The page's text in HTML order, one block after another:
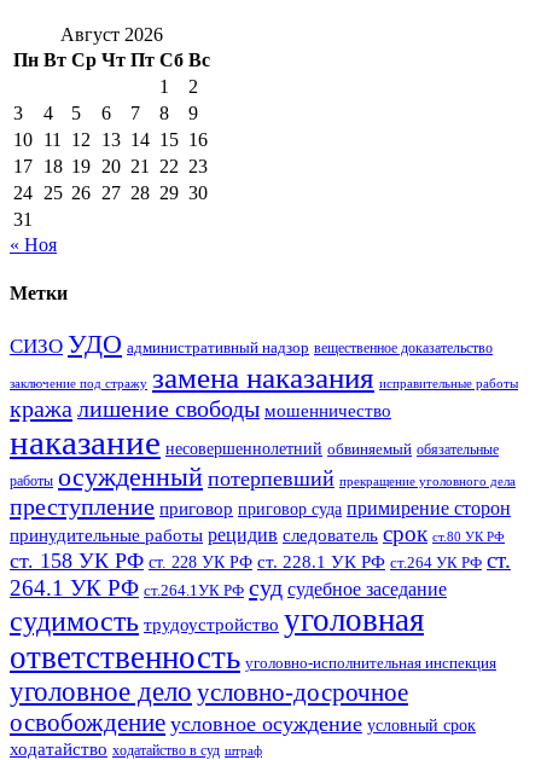
Август 2026
Пн Вт Ср Чт Пт Сб Вс
1
2
3
4 5 6 7 8
9
10 11 12 13 14 15 16
17 18 19 20 21 22 23
24 25 26 27 28 29 30
31
« Ноя
Метки
СИЗО УДО административный надзор вещественное доказательство
заключение под стражу замена наказания исправительные работы
кража лишение свободы мошенничество
наказание несовершеннолетний обвиняемый обязательные
работы осужденный потерпевший прекращение уголовного дела
преступление приговор приговор суда примирение сторон
принудительные работы рецидив следователь срок ст.80 УК РФ
ст. 158 УК РФ ст. 228 УК РФ ст. 228.1 УК РФ ст.264 УК РФ ст.
264.1 УК РФ ст.264.1УК РФ суд судебное заседание
судимость трудоустройство уголовная
ответственность уголовно-исполнительная инспекция
уголовное дело условно-досрочное
освобождение условное осуждение условный срок
ходатайство ходатайство в суд штраф